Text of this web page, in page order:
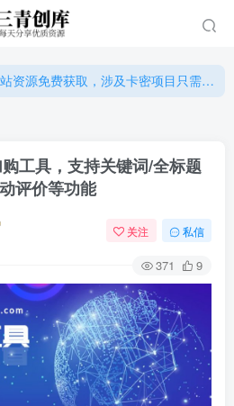
涉及卡密项目只需单独购卡密（位置：网站右下悬浮按钮）
涉及卡密项目只需单独购卡密（位置：网站右下悬浮按钮）
购工具，支持关键词/全标题
评价等功能
关注 私信
371 9